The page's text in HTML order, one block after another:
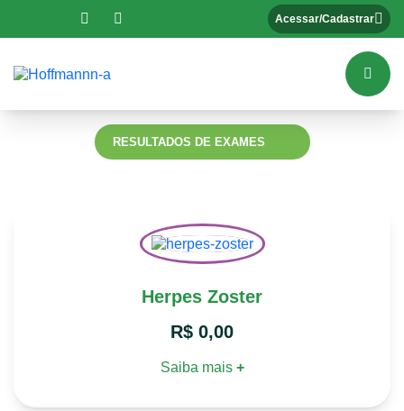
Acessar/Cadastrar
RESULTADOS DE EXAMES
Herpes Zoster
R$ 0,00
Saiba mais +